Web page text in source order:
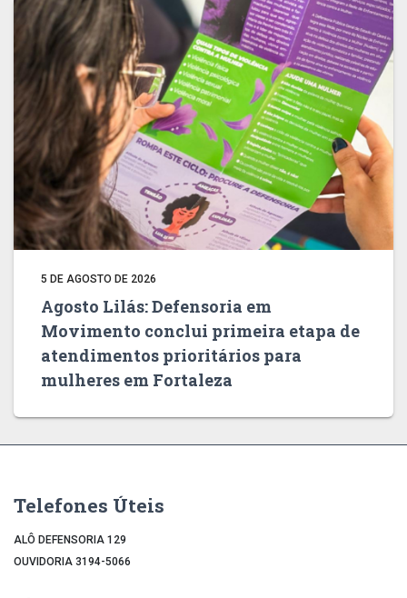
5 DE AGOSTO DE 2026
Agosto Lilás: Defensoria em
Movimento conclui primeira etapa de
atendimentos prioritários para
mulheres em Fortaleza
Telefones Úteis
ALÔ DEFENSORIA 129
OUVIDORIA 3194-5066